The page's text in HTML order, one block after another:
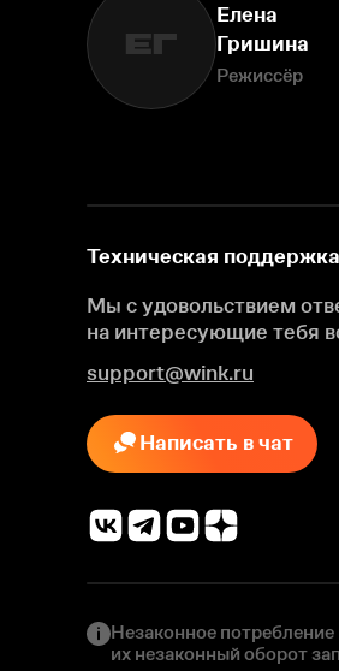
ЕГ
Елена
Гришина
Режиссёр
Техническая поддержка
Мы с удовольствием
на интересующие тебя
support@wink.ru
Написать в чат
Незаконное потребление
их незаконный оборот